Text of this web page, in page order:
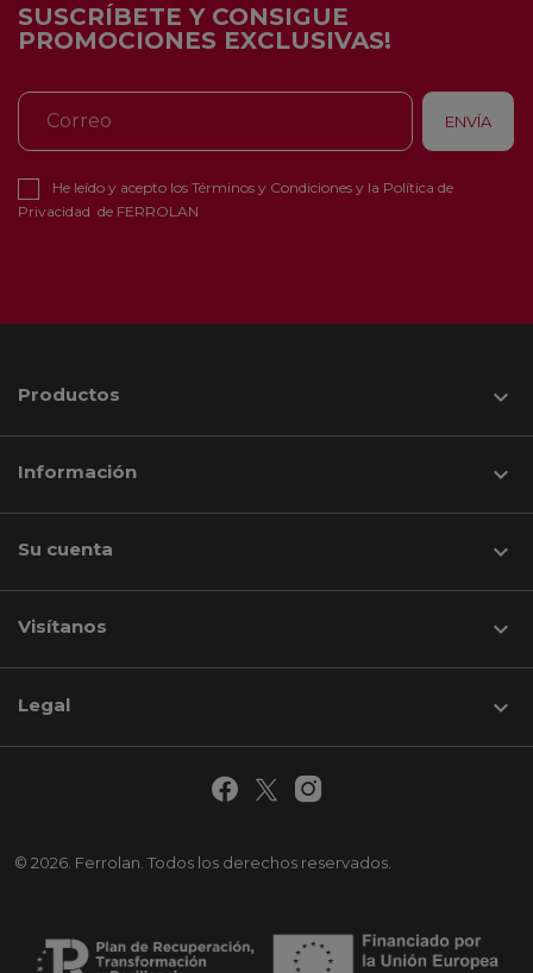
SUSCRÍBETE Y CONSIGUE
PROMOCIONES EXCLUSIVAS!
He leído y acepto los Términos y Condiciones y la Política de
Privacidad de FERROLAN
Productos 
Información 
Su cuenta 
Visítanos keyboard_arrow_down
© 2026. Ferrolan. Todos los derechos reservados.
Legal 